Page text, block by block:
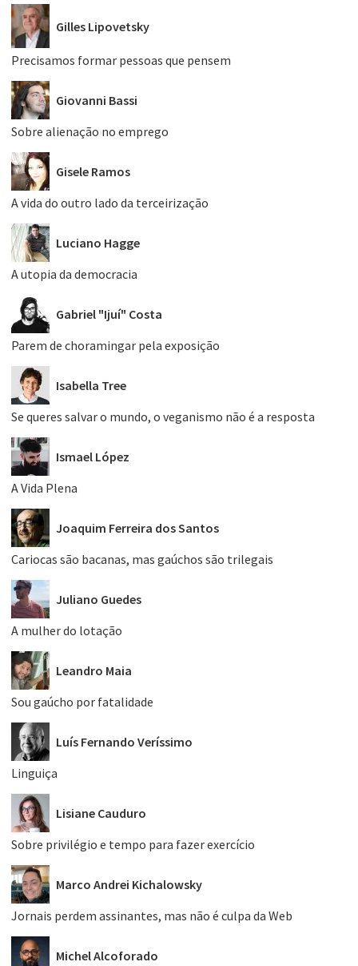
Gilles Lipovetsky
Precisamos formar pessoas que pensem
Giovanni Bassi
Sobre alienação no emprego
Gisele Ramos
A vida do outro lado da terceirização
Luciano Hagge
A utopia da democracia
Gabriel "Ijuí" Costa
Parem de choramingar pela exposição
Isabella Tree
Se queres salvar o mundo, o veganismo não é a resposta
Ismael López
A Vida Plena
Joaquim Ferreira dos Santos
Cariocas são bacanas, mas gaúchos são trilegais
Juliano Guedes
A mulher do lotação
Leandro Maia
Sou gaúcho por fatalidade
Luís Fernando Veríssimo
Linguiça
Lisiane Cauduro
Sobre privilégio e tempo para fazer exercício
Marco Andrei Kichalowsky
Jornais perdem assinantes, mas não é culpa da Web
Michel Alcoforado